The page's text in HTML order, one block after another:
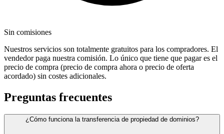
Sin comisiones
Nuestros servicios son totalmente gratuitos para los compradores. El
vendedor paga nuestra comisión. Lo único que tiene que pagar es el
precio de compra (precio de compra ahora o precio de oferta
acordado) sin costes adicionales.
Preguntas frecuentes
¿Cómo funciona la transferencia de propiedad de dominios?